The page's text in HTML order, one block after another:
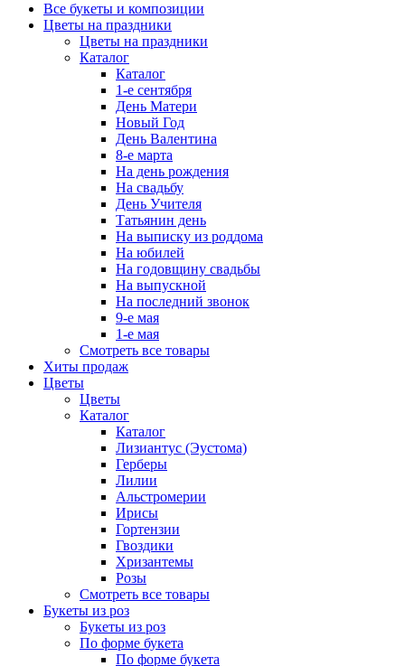
Все букеты и композиции
Цветы на праздники
Цветы на праздники
Каталог
Каталог
1-е сентября
День Матери
Новый Год
День Валентина
8-е марта
На день рождения
На свадьбу
День Учителя
Татьянин день
На выписку из роддома
На юбилей
На годовщину свадьбы
На выпускной
На последний звонок
9-е мая
1-е мая
Смотреть все товары
Хиты продаж
Цветы
Цветы
Каталог
Каталог
Лизиантус (Эустома)
Герберы
Лилии
Альстромерии
Ирисы
Гортензии
Гвоздики
Хризантемы
Розы
Смотреть все товары
Букеты из роз
Букеты из роз
По форме букета
По форме букета